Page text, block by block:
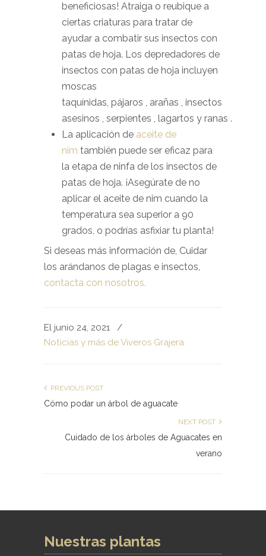
beneficiosas! Atraiga o reubique a
ciertas criaturas para tratar de
ayudar a combatir sus insectos con
patas de hoja. Los depredadores de
insectos con patas de hoja incluyen
moscas
taquínidas, pájaros , arañas , insectos
asesinos , serpientes , lagartos y ranas .
La aplicación de aceite de
nim también puede ser eficaz para
la etapa de ninfa de los insectos de
patas de hoja. ¡Asegúrate de no
aplicar el aceite de nim cuando la
temperatura sea superior a 90
grados, o podrías asfixiar tu planta!
Si deseas más información de, Cuidar
los arándanos de plagas e insectos,
contacta con nosotros.
El junio 24, 2021
/
Noticias y más de Viveros Grajera
PREVIOUS POST
Cómo podar un árbol de aguacate
NEXT POST
Cuidado de los árboles de Aguacates en
verano
Nuestras plantas